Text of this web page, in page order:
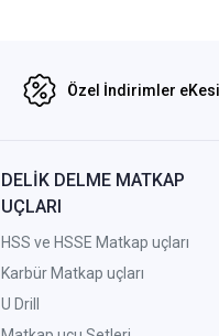
Özel İndirimler
DELİK DELME MATKAP
UÇLARI
HSS ve HSSE Matkap uçları
Karbür Matkap uçları
U Drill